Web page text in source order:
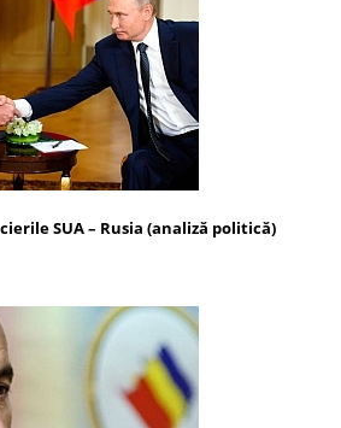
SUA – Rusia (analiză politică)